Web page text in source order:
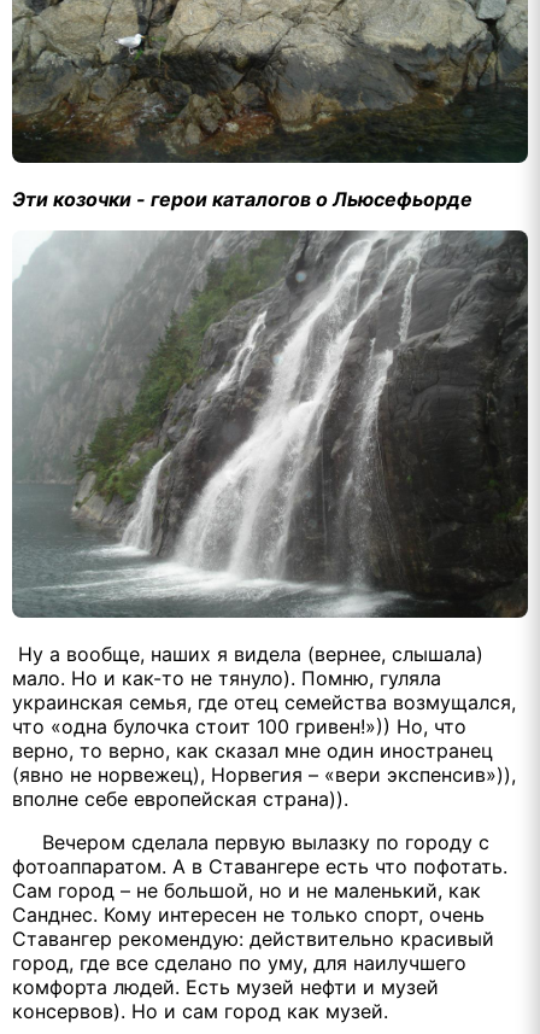
Эти козочки - герои каталогов о Льюсефьорде
Ну а вообще, наших я видела (вернее, слышала)
мало. Но и как-то не тянуло). Помню, гуляла
украинская семья, где отец семейства возмущался,
что «одна булочка стоит 100 гривен!»)) Но, что
верно, то верно, как сказал мне один иностранец
(явно не норвежец), Норвегия – «вери экспенсив»)),
вполне себе европейская страна)).
Вечером сделала первую вылазку по городу с
фотоаппаратом. А в Ставангере есть что пофотать.
Сам город – не большой, но и не маленький, как
Санднес. Кому интересен не только спорт, очень
Ставангер рекомендую: действительно красивый
город, где все сделано по уму, для наилучшего
комфорта людей. Есть музей нефти и музей
консервов). Но и сам город как музей.